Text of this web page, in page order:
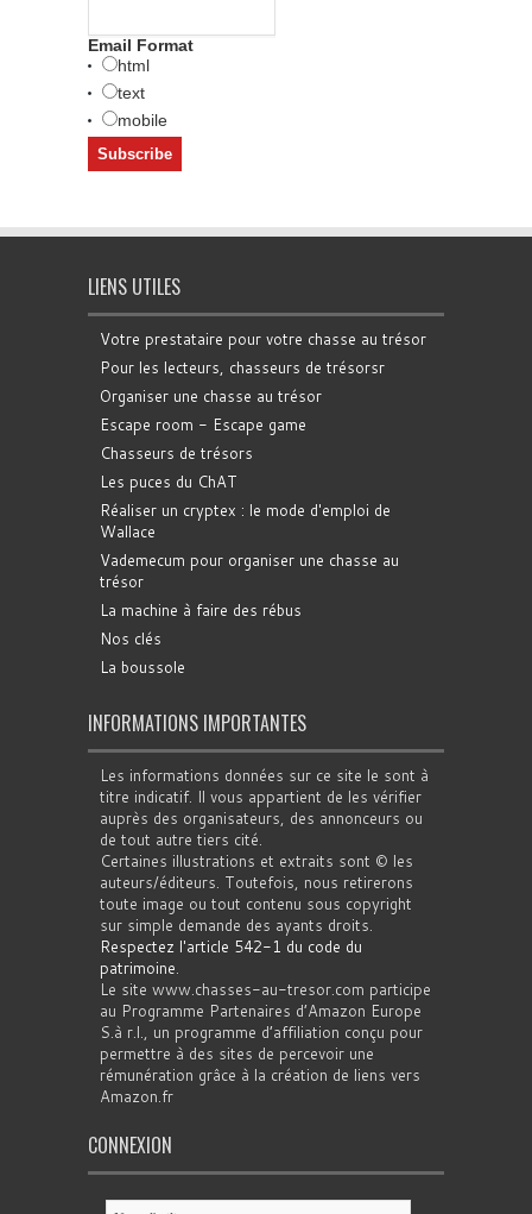
Email Format
html
text
mobile
LIENS UTILES
Votre prestataire pour votre chasse au trésor
Pour les lecteurs, chasseurs de trésorsr
Organiser une chasse au trésor
Escape room - Escape game
Chasseurs de trésors
Les puces du ChAT
Réaliser un cryptex : le mode d'emploi de
Wallace
Vademecum pour organiser une chasse au
trésor
La machine à faire des rébus
Nos clés
La boussole
INFORMATIONS IMPORTANTES
Les informations données sur ce site le sont à
titre indicatif. Il vous appartient de les vérifier
auprès des organisateurs, des annonceurs ou
de tout autre tiers cité.
Certaines illustrations et extraits sont © les
auteurs/éditeurs. Toutefois, nous retirerons
toute image ou tout contenu sous copyright
sur simple demande des ayants droits.
Respectez l'article 542-1 du code du
patrimoine.
Le site www.chasses-au-tresor.com participe
au Programme Partenaires d’Amazon Europe
S.à r.l., un programme d’affiliation conçu pour
permettre à des sites de percevoir une
rémunération grâce à la création de liens vers
Amazon.fr
CONNEXION